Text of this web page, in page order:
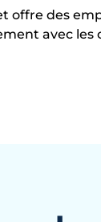
offre des
avec